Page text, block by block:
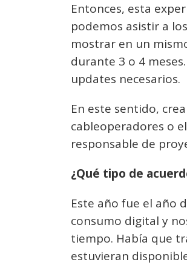
Entonces, esta
podemos asistir a
mostrar en un
durante 3 o 4
updates necesarios.
En este sentido,
cableoperadores o
responsable de
¿Qué tipo de
Este año fue el año
consumo digital y
tiempo. Había que
estuvieran